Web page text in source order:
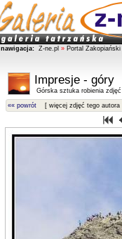
nawigacja: Z-ne.pl » Portal Zakopiański
Impresje - góry
Górska sztuka robienia zdjęć
«« powrót [ więcej zdjęć tego autora